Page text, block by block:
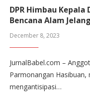
DPR Himbau
Bencana Alam
December 8, 2023
JurnalBabel.com –
Parmonangan
mengantisipasi…